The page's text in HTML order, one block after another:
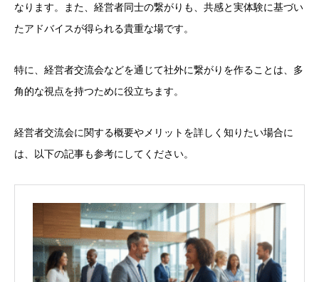
なります。また、経営者同士の繋がりも、共感と実体験に基づい
たアドバイスが得られる貴重な場です。
特に、経営者交流会などを通じて社外に繋がりを作ることは、多
角的な視点を持つために役立ちます。
経営者交流会に関する概要やメリットを詳しく知りたい場合に
は、以下の記事も参考にしてください。